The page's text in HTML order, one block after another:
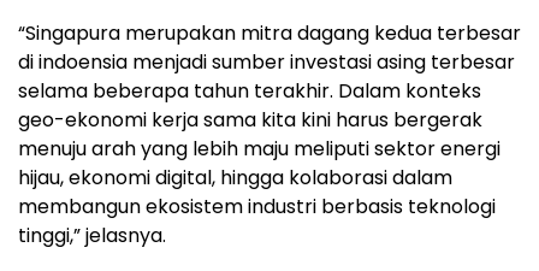
“Singapura merupakan mitra dagang kedua terbesar
di indoensia menjadi sumber investasi asing terbesar
selama beberapa tahun terakhir. Dalam konteks
geo-ekonomi kerja sama kita kini harus bergerak
menuju arah yang lebih maju meliputi sektor energi
hijau, ekonomi digital, hingga kolaborasi dalam
membangun ekosistem industri berbasis teknologi
tinggi,” jelasnya.